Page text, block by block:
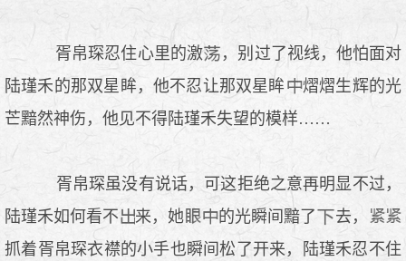
胥帛琛忍住心里的激
，别过了视线，他怕面对
陆瑾禾的那双星眸，他不忍让那双星眸
熠熠生辉的光
芒黯然神伤，他见不得陆瑾禾失望的模样……
胥帛琛虽没有说话，可这拒绝之意再明显不过，
陆瑾禾如何看不
来，她 的光瞬间黯了
去，
抓着胥帛琛衣襟的小手也瞬间松了开来，陆瑾禾忍不住